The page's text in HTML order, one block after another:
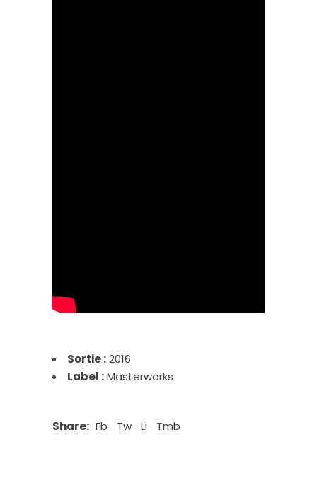
Sortie :2016
Label :Masterworks
Share: Fb Tw Li Tmb